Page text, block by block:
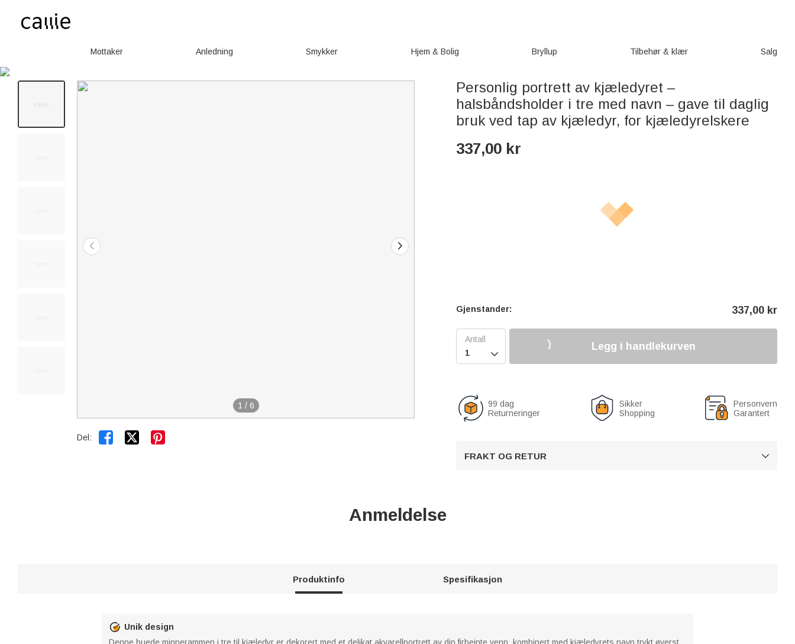
Mottaker Anledning Smykker Hjem & Bolig Bryllup Tilbehør & klær Salg
1 / 6
Del:  
Personlig portrett av kjæledyret –
halsbåndsholder i tre med navn – gave til daglig
bruk ved tap av kjæledyr, for kjæledyrelskere
337,00 kr
Gjenstander: 337,00 kr

Legg i handlekurven
99 dag
Returneringer
Sikker
Shopping
Personvern
Garantert
FRAKT OG RETUR 
Anmeldelse
Produktinfo Spesifikasjon
Unik design